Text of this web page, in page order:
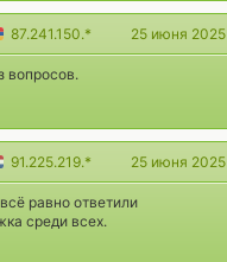
87.241.150.* 25 июня 2025
вопросов.
91.225.219.* 25 июня 2025
равно ответили
среди всех.